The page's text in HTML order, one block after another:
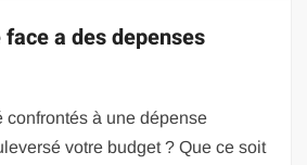
a des depenses
confrontés à une dépense
votre budget ? Que ce soit